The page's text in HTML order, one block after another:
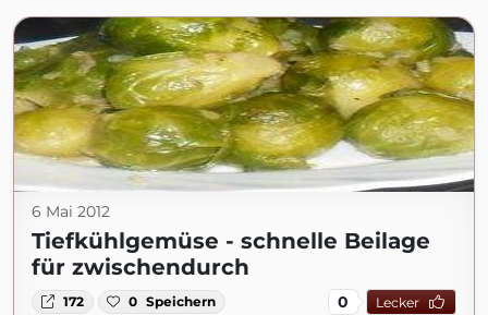
6 Mai 2012
Tiefkühlgemüse - schnelle Beilage
für zwischendurch
172 0 Speichern 0 Lecker